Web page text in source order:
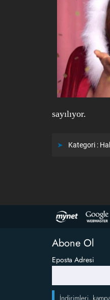
sayılıyor.
Kategori :
Abone Ol
Eposta Adresi